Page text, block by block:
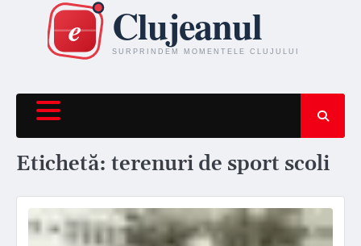
content
Etichetă: terenuri de sport scoli